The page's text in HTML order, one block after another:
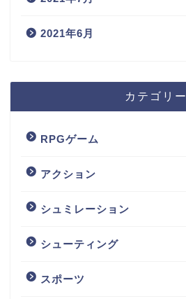
2021年6月
カテゴリー
RPGゲーム
アクション
シュミレーション
シューティング
スポーツ